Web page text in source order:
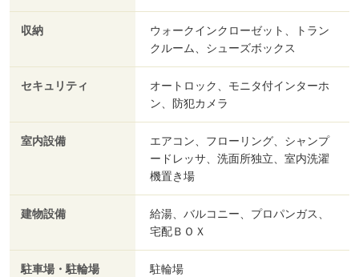
収納
ウォークインクローゼット、トラン
クルーム、シューズボックス
セキュリティ
オートロック、モニタ付インターホ
ン、防犯カメラ
室内設備
エアコン、フローリング、シャンプ
ードレッサ、洗面所独立、室内洗濯
機置き場
建物設備
給湯、バルコニー、プロパンガス、
宅配ＢＯＸ
駐車場・駐輪場 駐輪場